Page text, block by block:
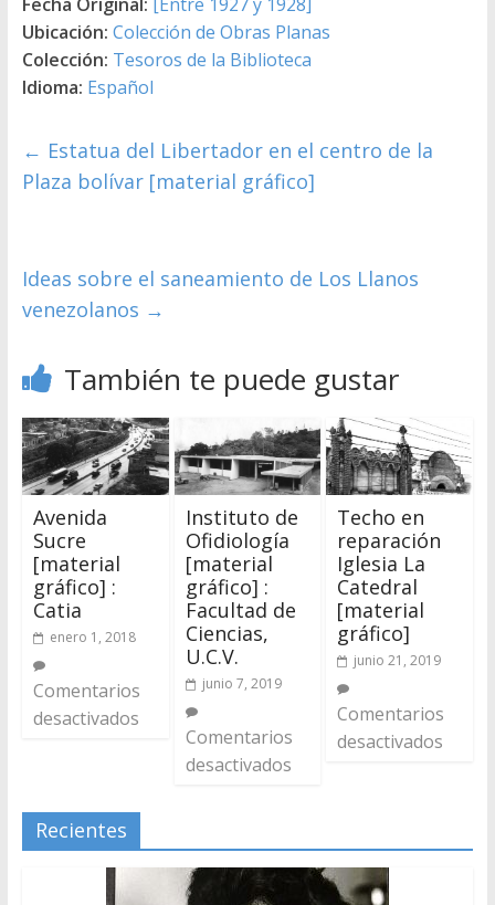
Ubicación: Colección de Obras Planas
Colección: Tesoros de la Biblioteca
Idioma: Español
← Estatua del Libertador en el centro de la
Plaza bolívar [material gráfico]
Ideas sobre el saneamiento de Los Llanos
venezolanos →
También te puede gustar
Avenida
Sucre
[material
gráfico] :
Catia
enero 1, 2018
Comentarios
desactivados
Instituto de
Ofidiología
[material
gráfico] :
Facultad de
Ciencias,
U.C.V.
junio 7, 2019
Comentarios
desactivados
Techo en
reparación
Iglesia La
Catedral
[material
gráfico]
junio 21, 2019
Comentarios
desactivados
Recientes